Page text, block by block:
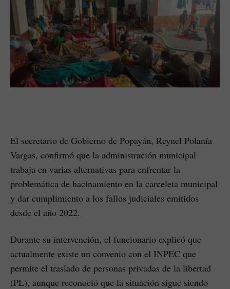
El secretario de Gobierno de Popayán, Reynel Polanía
Vargas, confirmó que la administración municipal
trabaja en varias alternativas para enfrentar la
problemática de hacinamiento en la carceleta municipal
y dar cumplimiento a los fallos judiciales emitidos
desde el año 2022.
Durante su intervención, el funcionario explicó que
actualmente existe un convenio con el INPEC que
permite el traslado de personas privadas de la libertad
(PL), aunque reconoció que la situación sigue siendo